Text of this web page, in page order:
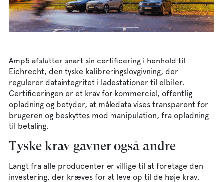
Amp5 afslutter snart sin certificering i henhold til
Eichrecht, den tyske kalibreringslovgivning, der
regulerer dataintegritet i ladestationer til elbiler.
Certificeringen er et krav for kommerciel, offentlig
opladning og betyder, at måledata vises transparent for
brugeren og beskyttes mod manipulation, fra opladning
til betaling.
Tyske krav gavner også andre
Langt fra alle producenter er villige til at foretage den
investering, der kræves for at leve op til de høje krav.